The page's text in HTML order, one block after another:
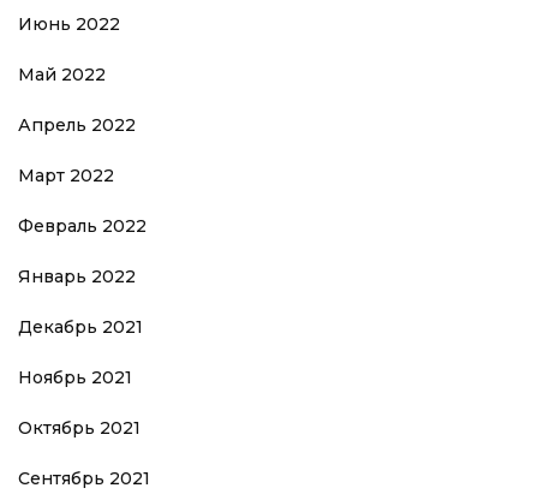
Июнь 2022
Май 2022
Апрель 2022
Март 2022
Февраль 2022
Январь 2022
Декабрь 2021
Ноябрь 2021
Октябрь 2021
Сентябрь 2021